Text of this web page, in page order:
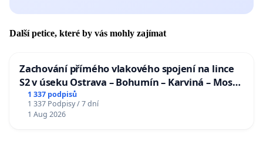
Další petice, které by vás mohly zajímat
Zachování přímého vlakového spojení na lince
S2 v úseku Ostrava – Bohumín – Karviná – Mosty
u Jablunkova
1 337 podpisů
1 337 Podpisy / 7 dní
1 Aug 2026